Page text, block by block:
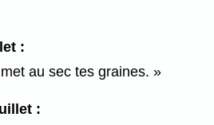
:
au sec tes graines.
: